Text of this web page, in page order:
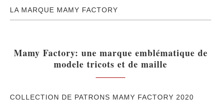
LA MARQUE MAMY FACTORY
Mamy Factory: une marque emblématique de
modele tricots et de maille
COLLECTION DE PATRONS MAMY FACTORY 2020